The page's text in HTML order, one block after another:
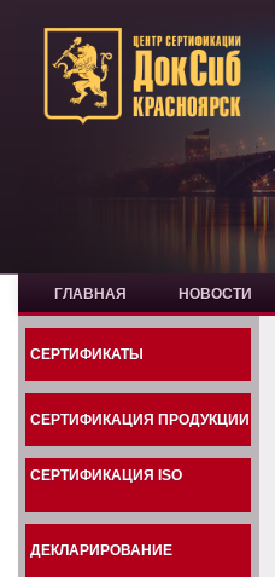
ГЛАВНАЯ НОВОСТИ
СЕРТИФИКАТЫ
СЕРТИФИКАЦИЯ ПРОДУКЦИИ
СЕРТИФИКАЦИЯ ISO
ДЕКЛАРИРОВАНИЕ